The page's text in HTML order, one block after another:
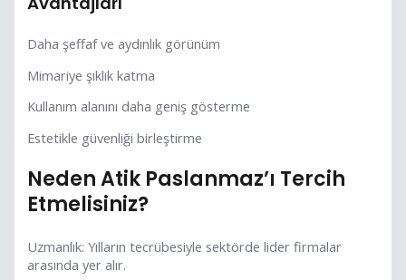
Daha şeffaf ve aydınlık görünüm
Mimariye şıklık katma
Kullanım alanını daha geniş gösterme
Estetikle güvenliği birleştirme
Neden Atik Paslanmaz’ı Tercih
Etmelisiniz?
Uzmanlık: Yılların tecrübesiyle sektörde lider firmalar
arasında yer alır.